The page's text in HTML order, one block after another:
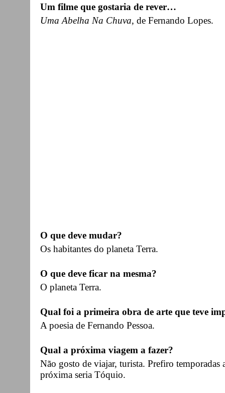
Um filme que gostaria de rever…
Uma Abelha Na Chuva, de Fernando Lopes.
O que deve mudar?
Os habitantes do planeta Terra.
O que deve ficar na mesma?
O planeta Terra.
Qual foi a primeira obra de arte que teve
A poesia de Fernando Pessoa.
Qual a próxima viagem a fazer?
Não gosto de viajar, turista. Prefiro temporadas
próxima seria Tóquio.